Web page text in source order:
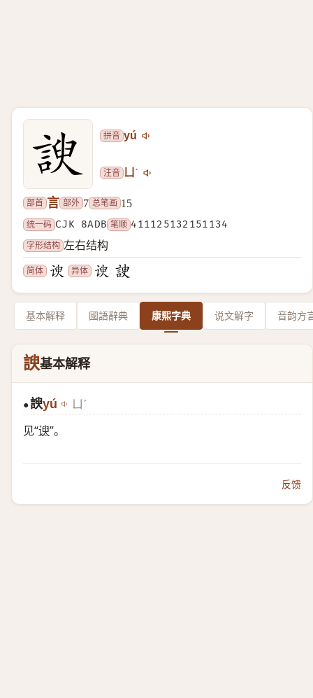
拼音 yú
注音 ㄩˊ
部首 言 部外 7 总笔画 15
统一码 CJK 8ADB 笔顺 411125132151134
字形结构 左右结构
简体 异体
基本解释 國語辭典 康熙字典 说文解字 音韵方
諛基本解释
●諛yú ㄩˊ
见“谀”。
反馈